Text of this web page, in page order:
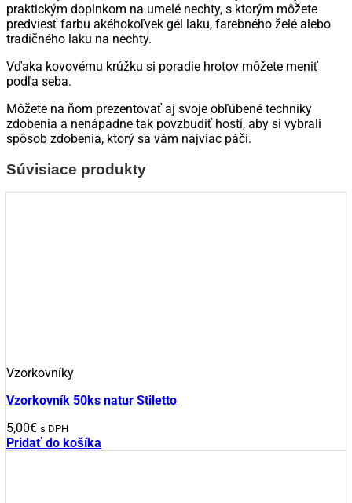
natural
praktickým doplnkom na umelé nechty, s ktorým môžete
predviesť farbu akéhokoľvek gél laku, farebného želé alebo
tradičného laku na nechty.
Vďaka kovovému krúžku si poradie hrotov môžete meniť
podľa seba.
Môžete na ňom prezentovať aj svoje obľúbené techniky
zdobenia a nenápadne tak povzbudiť hostí, aby si vybrali
spôsob zdobenia, ktorý sa vám najviac páči.
Súvisiace produkty
Vzorkovníky
Vzorkovník 50ks natur Stiletto
5,00€ s DPH
Pridať do košíka